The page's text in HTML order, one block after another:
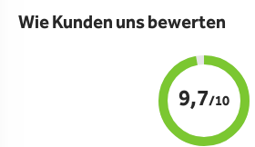
Wie Kunden uns bewerten
9,7/10